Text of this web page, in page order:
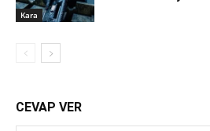
Kara
CEVAP VER